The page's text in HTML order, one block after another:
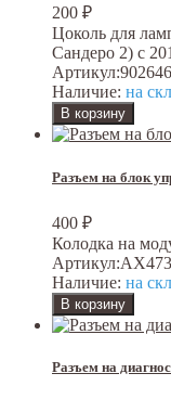
200 ₽
Цоколь для
Сандеро 2) с
Артикул:902646
Наличие: на
Разъем на блок
400 ₽
Колодка на
Артикул:AX473
Наличие: на
Разъем на